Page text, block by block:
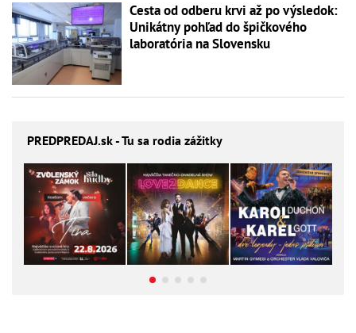
Cesta od odberu krvi až po výsledok:
Unikátny pohľad do špičkového
laboratória na Slovensku
PREDPREDAJ.sk - Tu sa rodia zážitky